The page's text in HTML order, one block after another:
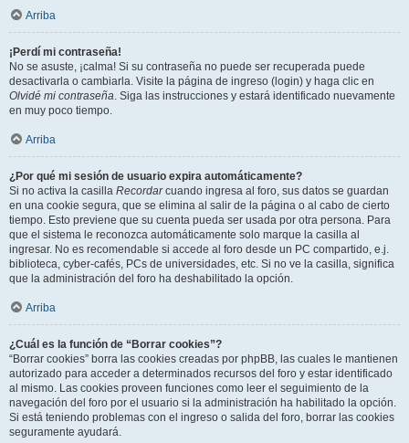
Arriba
¡Perdí mi contraseña!
No se asuste, ¡calma! Si su contraseña no puede ser recuperada puede
desactivarla o cambiarla. Visite la página de ingreso (login) y haga clic en
Olvidé mi contraseña. Siga las instrucciones y estará identificado nuevamente
en muy poco tiempo.
Arriba
¿Por qué mi sesión de usuario expira automáticamente?
Si no activa la casilla Recordarcuando ingresa al foro, sus datos se guardan
en una cookie segura, que se elimina al salir de la página o al cabo de cierto
tiempo. Esto previene que su cuenta pueda ser usada por otra persona. Para
que el sistema le reconozca automáticamente solo marque la casilla al
ingresar. No es recomendable si accede al foro desde un PC compartido, e.j.
biblioteca, cyber-cafés, PCs de universidades, etc. Si no ve la casilla, significa
que la administración del foro ha deshabilitado la opción.
Arriba
¿Cuál es la función de “Borrar cookies”?
“Borrar cookies” borra las cookies creadas por phpBB, las cuales le mantienen
autorizado para acceder a determinados recursos del foro y estar identificado
al mismo. Las cookies proveen funciones como leer el seguimiento de la
navegación del foro por el usuario si la administración ha habilitado la opción.
Si está teniendo problemas con el ingreso o salida del foro, borrar las cookies
seguramente ayudará.